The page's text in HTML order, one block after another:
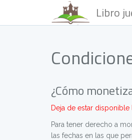
Libro
¿Cómo
Deja de estar
Para tener derecho a
las fechas en las que